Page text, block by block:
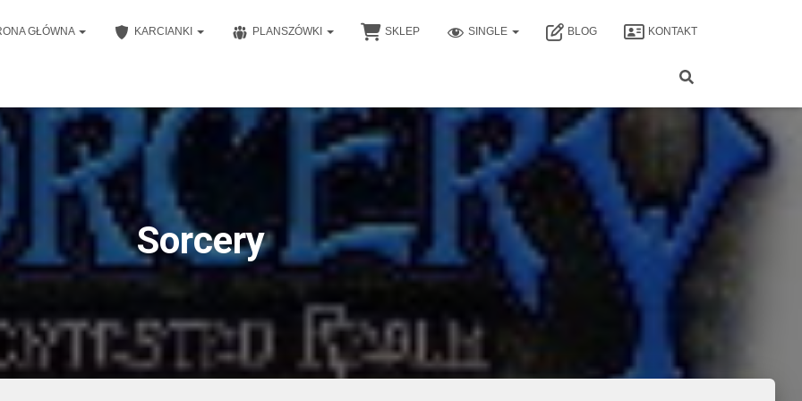
GŁÓWNA KARCIANKI PLANSZÓWKI SKLEP SINGLE BLOG KONTAKT
Sorcery